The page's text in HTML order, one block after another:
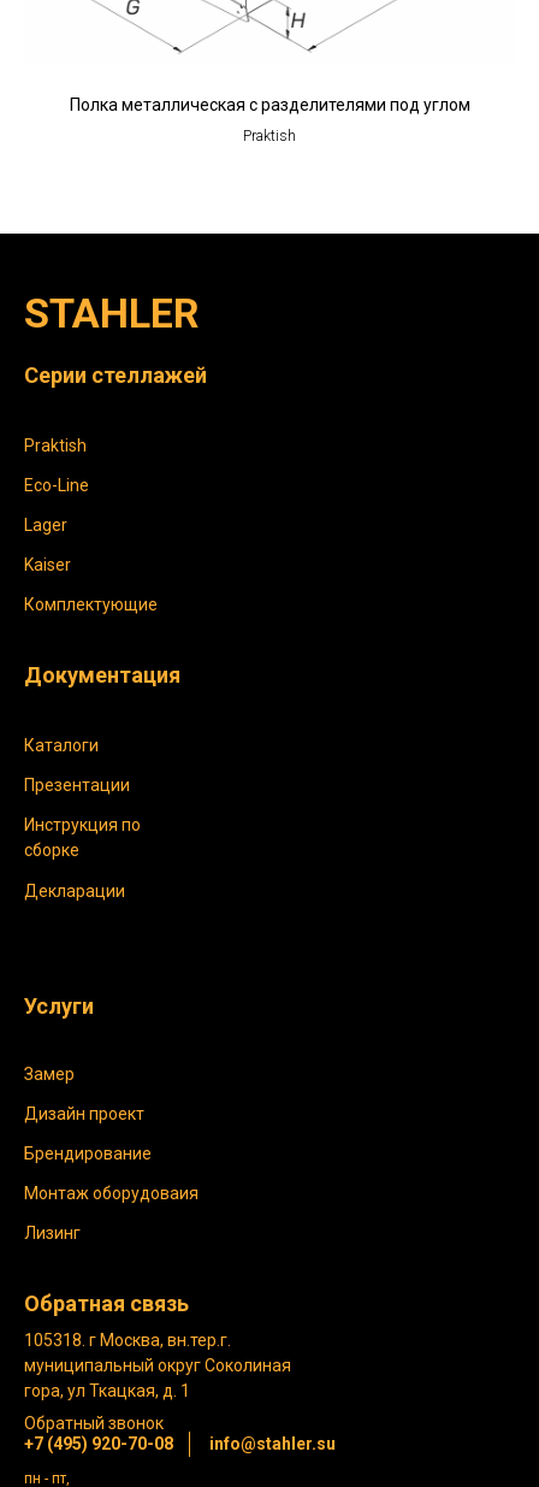
Полка металлическая с разделителями под углом
Praktish
Серии стеллажей
STAHLER
Обратная связь
info@stahler.su
пн - пт,
Каталоги
Инструкция по
сборке
Praktish
Eco-Line
Lager
Kaiser
Комплектующие
Услуги
Декларации
Обратный звонок
105318. г Москва, вн.тер.г.
муниципальный округ Соколиная
гора, ул Ткацкая, д. 1
Замер
Монтаж оборудоваия
Презентации
+7 (495) 920-70-08
Документация
Дизайн проект
Лизинг
Брендирование